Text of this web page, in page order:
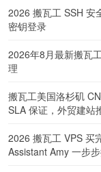
2026 搬瓦工 SSH 安
密钥登录
2026年8月最新搬瓦
理
搬瓦工美国洛杉矶
SLA 保证，外贸建站
2026 搬瓦工 VPS 买
Assistant Amy 一步